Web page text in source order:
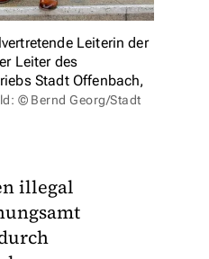
Leiterin der
Leiter des
Stadt Offenbach,
© Bernd Georg/Stadt
illegal